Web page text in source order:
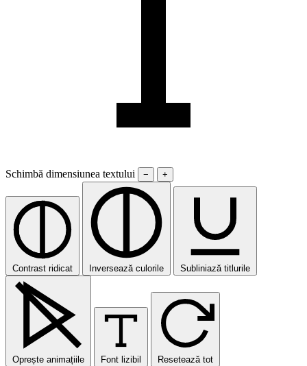
Schimbă dimensiunea textului − +
Contrast ridicat Inversează culorile Subliniază titlurile
Oprește animațiile Font lizibil Resetează tot